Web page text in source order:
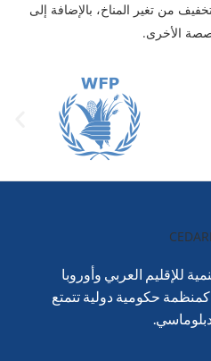
من تغير المناخ، بالإضافة إلى
الأخرى.
للإقليم العربي وأوروبا
(سيداري) في عام 1992 كمنظمة حكومية دولية تتمتع